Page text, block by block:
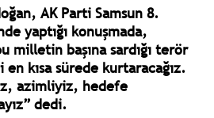
AK Parti Samsun 8.
yaptığı konuşmada,
milletin başına sardığı terör
en kısa sürede kurtaracağız.
azimliyiz, hedefe
dedi.